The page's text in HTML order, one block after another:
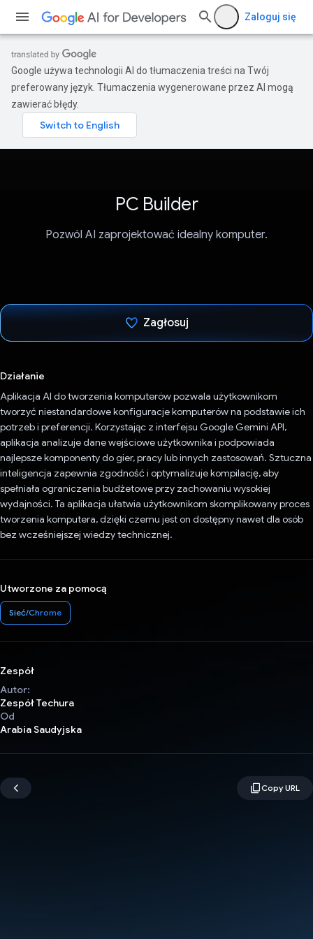
Zaloguj się
Google używa technologii AI do tłumaczenia treści na Twój
preferowany język. Tłumaczenia wygenerowane przez AI mogą
zawierać błędy.
PC Builder
Pozwól AI zaprojektować idealny komputer.
Zagłosuj
Działanie
Aplikacja AI do tworzenia komputerów pozwala użytkownikom
tworzyć niestandardowe konfiguracje komputerów na podstawie ich
potrzeb i preferencji. Korzystając z interfejsu Google Gemini API,
aplikacja analizuje dane wejściowe użytkownika i podpowiada
najlepsze komponenty do gier, pracy lub innych zastosowań. Sztuczna
inteligencja zapewnia zgodność i optymalizuje kompilację, aby
spełniała ograniczenia budżetowe przy zachowaniu wysokiej
wydajności. Ta aplikacja ułatwia użytkownikom skomplikowany proces
tworzenia komputera, dzięki czemu jest on dostępny nawet dla osób
bez wcześniejszej wiedzy technicznej.
Utworzone za pomocą
Sieć/Chrome
Zespół
Autor:
Zespół Techura
Od
Arabia Saudyjska